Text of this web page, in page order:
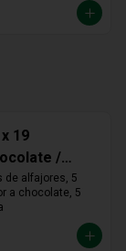
19
/
de alfajores, 5
a chocolate, 5